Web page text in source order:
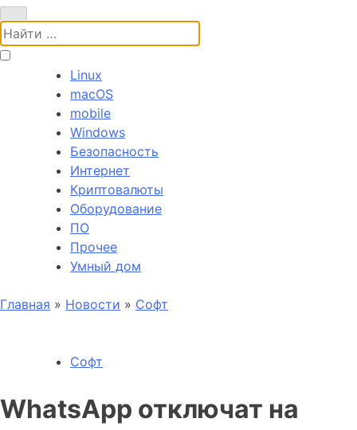
Поиск:
Linux
macOS
mobile
Windows
Безопасность
Интернет
Криптовалюты
Оборудование
ПО
Прочее
Умный дом
Главная » Новости » Софт
Софт
WhatsApp отключат на